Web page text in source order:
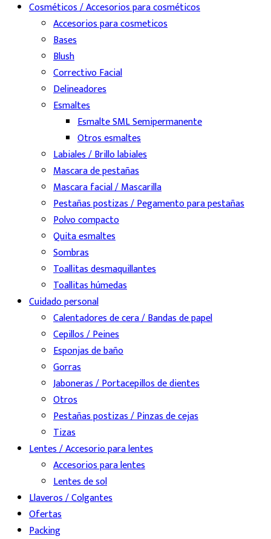
Cosméticos / Accesorios para cosméticos
Accesorios para cosmeticos
Bases
Blush
Correctivo Facial
Delineadores
Esmaltes
Esmalte SML Semipermanente
Otros esmaltes
Labiales / Brillo labiales
Mascara de pestañas
Mascara facial / Mascarilla
Pestañas postizas / Pegamento para pestañas
Polvo compacto
Quita esmaltes
Sombras
Toallitas desmaquillantes
Toallitas húmedas
Cuidado personal
Calentadores de cera / Bandas de papel
Cepillos / Peines
Esponjas de baño
Gorras
Jaboneras / Portacepillos de dientes
Otros
Pestañas postizas / Pinzas de cejas
Tizas
Lentes / Accesorio para lentes
Accesorios para lentes
Lentes de sol
Llaveros / Colgantes
Ofertas
Packing